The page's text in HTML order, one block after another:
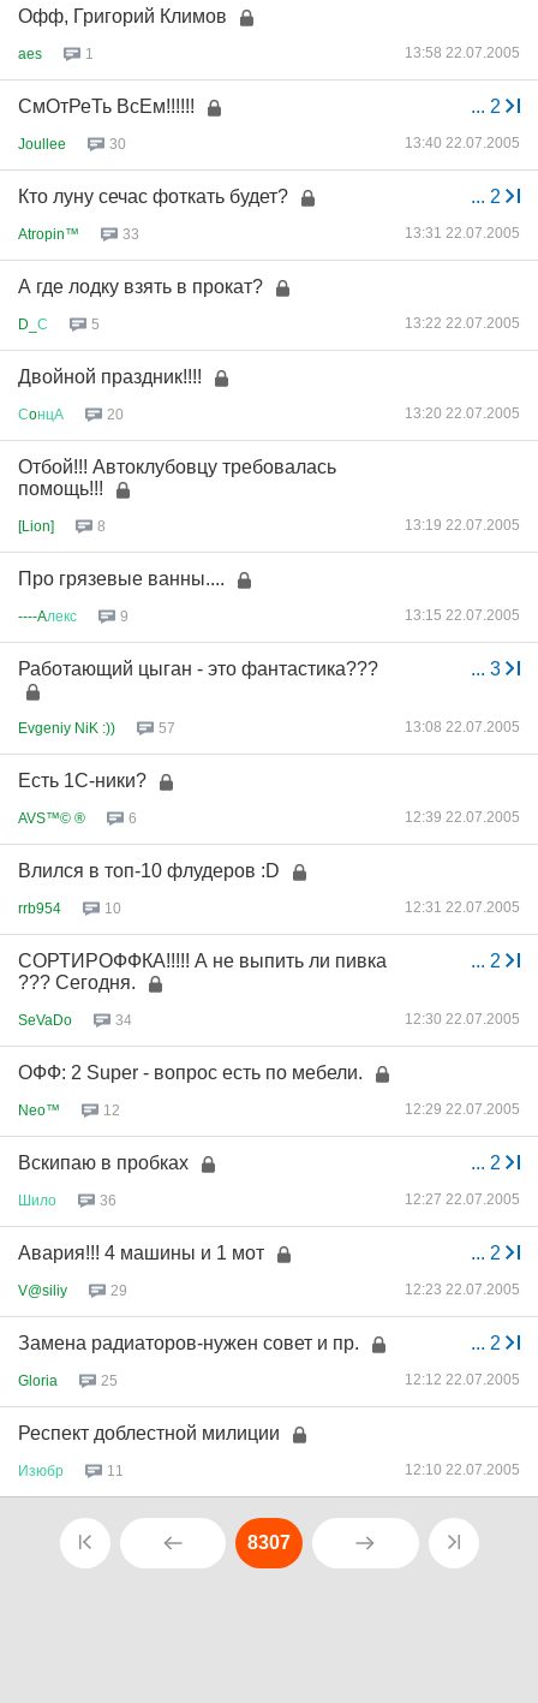
Офф, Григорий Климов
aes 1 13:58 22.07.2005
... 2
СмОтРеТь ВсЕм!!!!!!
Joullee 30 13:40 22.07.2005
... 2
Кто луну сечас фоткать будет?
Atropin™ 33 13:31 22.07.2005
А где лодку взять в прокат?
D_ С 5 13:22 22.07.2005
Двойной праздник!!!!
СoнцА 20 13:20 22.07.2005
Отбой!!! Автоклубовцу требовалась
помощь!!!
[Lion] 8 13:19 22.07.2005
Про грязевые ванны....
----Aлекс 9 13:15 22.07.2005
... 3
Работающий цыган - это фантастика???
Evgeniy NiK :)) 57 13:08 22.07.2005
Есть 1С-ники?
AVS™© ® 6 12:39 22.07.2005
Влился в топ-10 флудеров :D
rrb954 10 12:31 22.07.2005
... 2
СОРТИРОФФКА!!!!! А не выпить ли пивка
??? Сегодня.
SeVaDo 34 12:30 22.07.2005
ОФФ: 2 Super - вопрос есть по мебели.
Neo™ 12 12:29 22.07.2005
... 2
Вскипаю в пробках
Шило 36 12:27 22.07.2005
... 2
Авария!!! 4 машины и 1 мот
V@siliy 29 12:23 22.07.2005
... 2
Замена радиаторов-нужен совет и пр.
Gloria 25 12:12 22.07.2005
Респект доблестной милиции
Изюбр 11 12:10 22.07.2005
8307